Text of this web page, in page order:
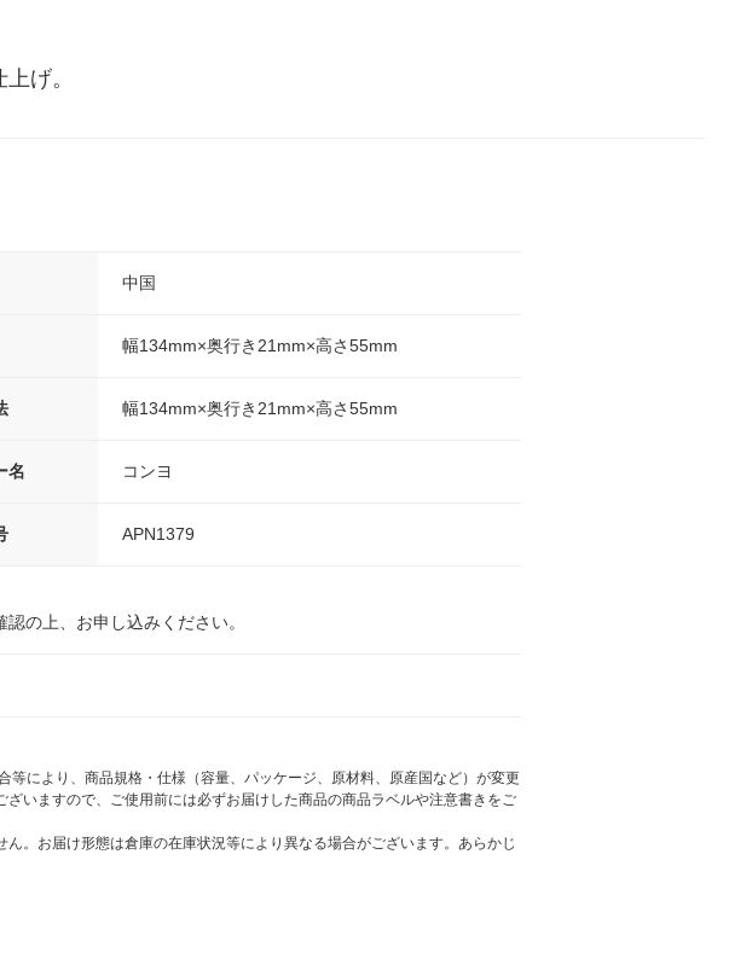
げ。
中国
幅134mm×奥行き21mm×高さ55mm
幅134mm×奥行き21mm×高さ55mm
名 コンヨ
APN1379
の上、お申し込みください。
により、商品規格・仕様（容量、パッケージ、原材料、原産国など）が変更
いますので、ご使用前には必ずお届けした商品の商品ラベルや注意書きをご
。お届け形態は倉庫の在庫状況等により異なる場合がございます。あらかじ